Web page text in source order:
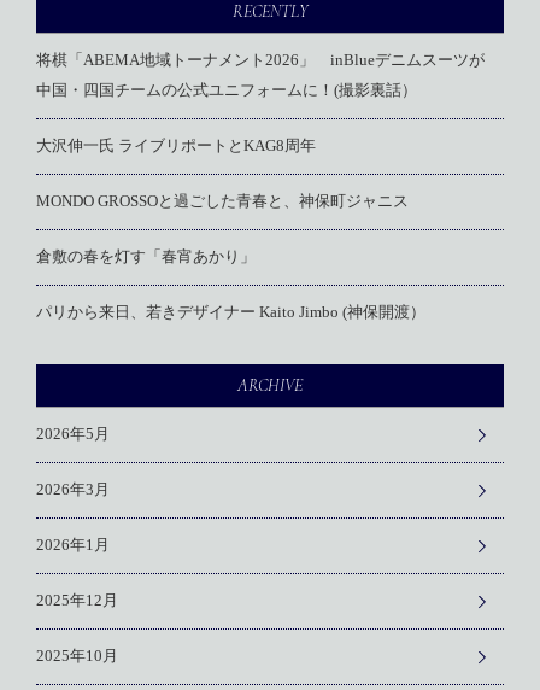
RECENTLY
将棋「ABEMA地域トーナメント2026」 inBlueデニムスーツが
中国・四国チームの公式ユニフォームに！(撮影裏話）
大沢伸一氏 ライブリポートとKAG8周年
MONDO GROSSOと過ごした青春と、神保町ジャニス
倉敷の春を灯す「春宵あかり」
パリから来日、若きデザイナー Kaito Jimbo (神保開渡）
ARCHIVE
2026年5月
2026年3月
2026年1月
2025年12月
2025年10月